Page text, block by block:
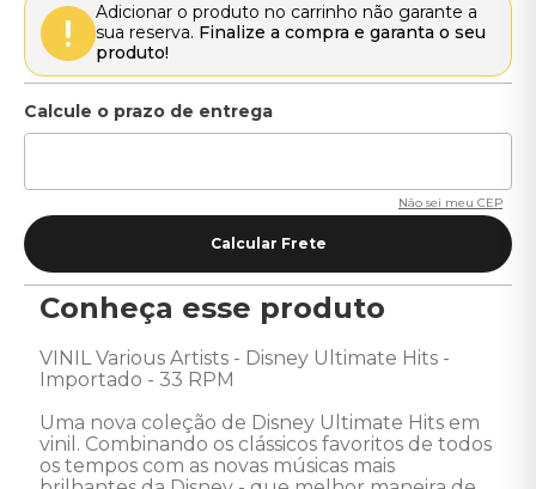
Adicionar o produto no carrinho não garante a
sua reserva. Finalize a compra e garanta o seu
produto!
Não sei meu CEP
Conheça esse produto
VINIL Various Artists - Disney Ultimate Hits -
Importado - 33 RPM
Uma nova coleção de Disney Ultimate Hits em
vinil. Combinando os clássicos favoritos de todos
os tempos com as novas músicas mais